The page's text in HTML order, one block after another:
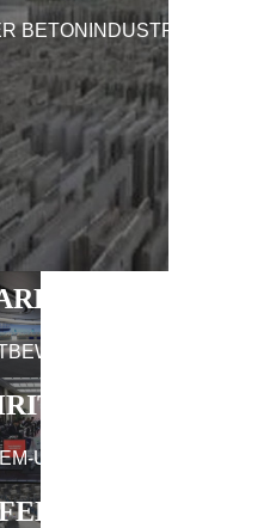
BETONINDUSTRIE
UNTERSTÜTZUNG